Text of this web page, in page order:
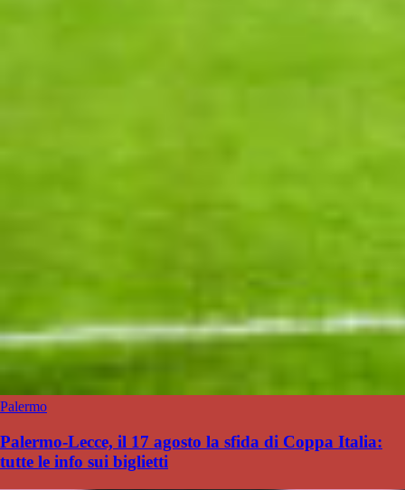
Palermo
Palermo-Lecce, il 17 agosto la sfida di Coppa Italia:
tutte le info sui biglietti